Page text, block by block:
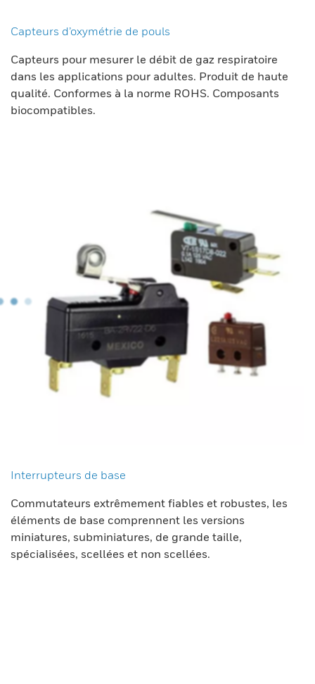
Capteurs d’oxymétrie de pouls
Capteurs pour mesurer le débit de gaz respiratoire
dans les applications pour adultes. Produit de haute
qualité. Conformes à la norme ROHS. Composants
biocompatibles.
Interrupteurs de base
Commutateurs extrêmement fiables et robustes, les
éléments de base comprennent les versions
miniatures, subminiatures, de grande taille,
spécialisées, scellées et non scellées.